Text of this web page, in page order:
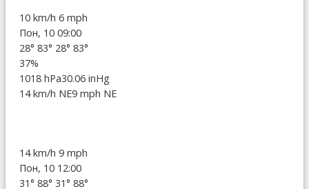
10 km/h 6 mph
Пон, 10 09:00
28° 83° 28° 83°
37%
1018 hPa30.06 inHg
14 km/h NE9 mph NE
14 km/h 9 mph
Пон, 10 12:00
31° 88° 31° 88°